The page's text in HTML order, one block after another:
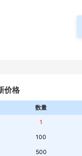
价格
数量
1
100
500